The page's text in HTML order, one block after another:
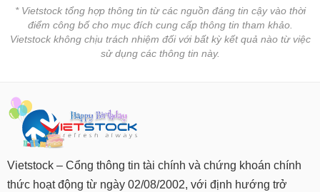
* Vietstock tổng hợp thông tin từ các nguồn đáng tin cậy vào thời
điểm công bố cho mục đích cung cấp thông tin tham khảo.
Vietstock không chịu trách nhiệm đối với bất kỳ kết quả nào từ việc
sử dụng các thông tin này.
Vietstock – Cổng thông tin tài chính và chứng khoán chính
thức hoạt động từ ngày 02/08/2002, với định hướng trở